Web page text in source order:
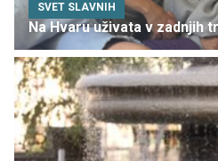
SVET SLAVNIH
Na Hvaru uživata v zadnjih